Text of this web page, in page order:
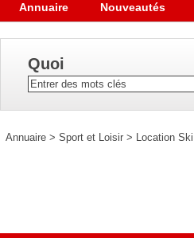
Annuaire Nouveautés
Quoi
Annuaire > Sport et Loisir > Location Ski